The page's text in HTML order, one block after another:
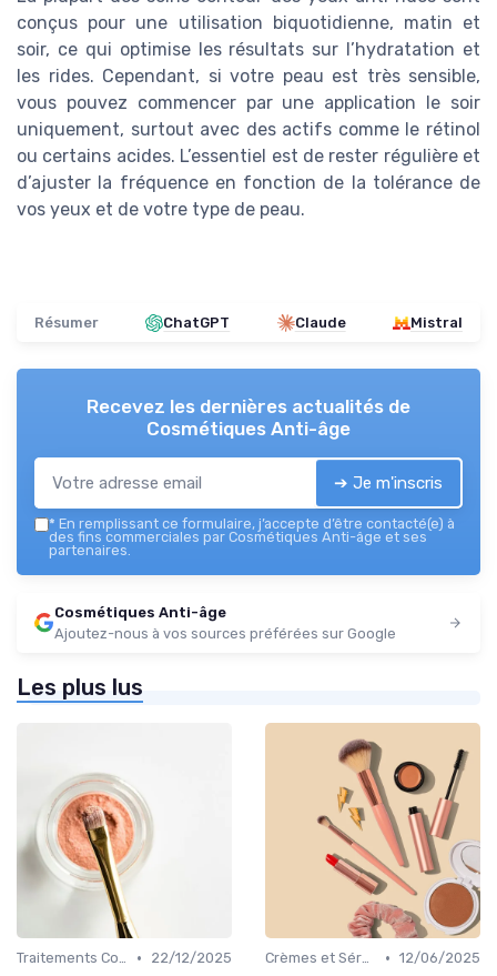
conçus pour une utilisation biquotidienne, matin et
soir, ce qui optimise les résultats sur l’hydratation et
les rides. Cependant, si votre peau est très sensible,
vous pouvez commencer par une application le soir
uniquement, surtout avec des actifs comme le rétinol
ou certains acides. L’essentiel est de rester régulière et
d’ajuster la fréquence en fonction de la tolérance de
vos yeux et de votre type de peau.
Résumer ChatGPT Claude Mistral
Recevez les dernières actualités de
Cosmétiques Anti-âge
➔ Je m'inscris
* En remplissant ce formulaire, j’accepte d’être contacté(e) à
des fins commerciales par Cosmétiques Anti-âge et ses
partenaires.
Cosmétiques Anti-âge
Ajoutez-nous à vos sources préférées sur Google
Les plus lus
Traitements Contour des Yeux •
22/12/2025
Crèmes et Sérums Anti-Rides • 12/06/2025